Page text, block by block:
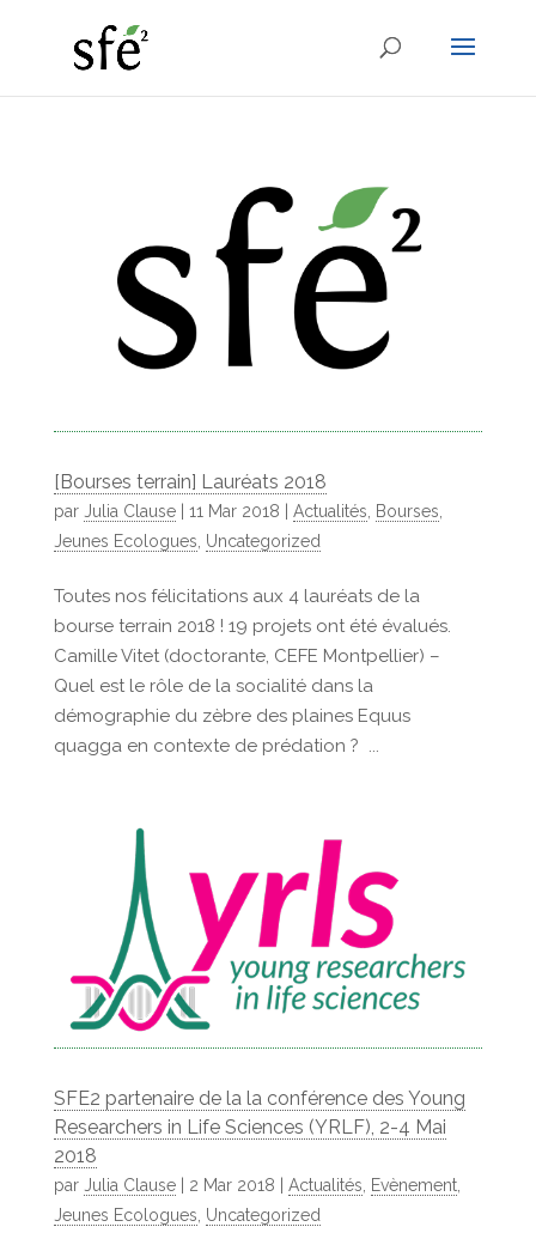
[Bourses terrain] Lauréats 2018
par Julia Clause| 11 Mar 2018 Actualités Bourses
Jeunes Ecologues Uncategorized
Toutes nos félicitations aux 4 lauréats de la
bourse terrain 2018 ! 19 projets ont été évalués.
Camille Vitet (doctorante, CEFE Montpellier) –
Quel est le rôle de la socialité dans la
démographie du zèbre des plaines Equus
quagga en contexte de prédation ? ...
SFE2 partenaire de la la conférence des Young
Researchers in Life Sciences (YRLF), 2-4 Mai
2018
par Julia Clause| 2 Mar 2018 Actualités Evènement,
Jeunes Ecologues Uncategorized